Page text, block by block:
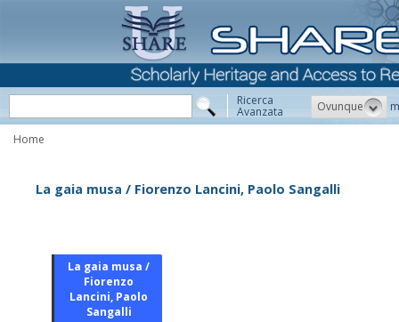
Ricerca
Avanzata Ovunque
Home
La gaia musa / Fiorenzo Lancini, Paolo Sangalli
La gaia musa /
Fiorenzo
Lancini, Paolo
Sangalli